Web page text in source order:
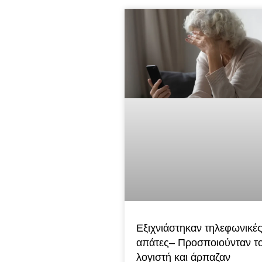
Εξιχνιάστηκαν
απάτες– Προσποιούνταν
λογιστή και άρπαζαν